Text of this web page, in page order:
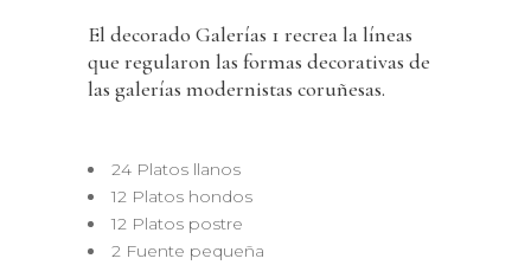
El decorado Galerías 1 recrea la líneas
que regularon las formas decorativas de
las galerías modernistas coruñesas.
24 Platos llanos
12 Platos hondos
12 Platos postre
2 Fuente pequeña